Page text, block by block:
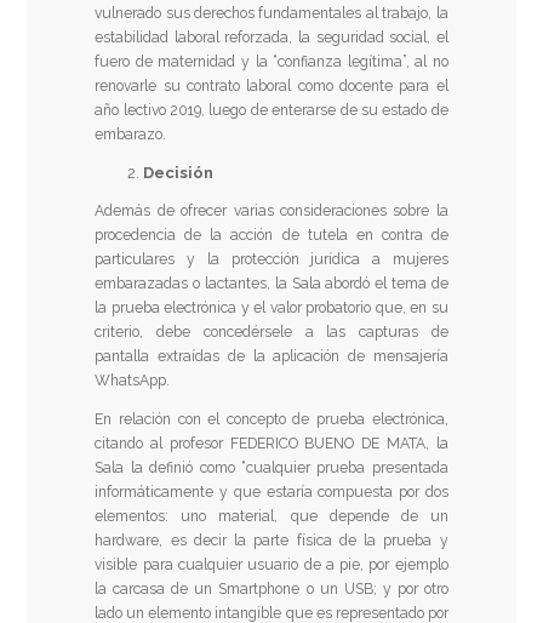
vulnerado sus derechos fundamentales al trabajo, la
estabilidad laboral reforzada, la seguridad social, el
fuero de maternidad y la “confianza legítima”, al no
renovarle su contrato laboral como docente para el
año lectivo 2019, luego de enterarse de su estado de
embarazo.
Decisión
Además de ofrecer varias consideraciones sobre la
procedencia de la acción de tutela en contra de
particulares y la protección jurídica a mujeres
embarazadas o lactantes, la Sala abordó el tema de
la prueba electrónica y el valor probatorio que, en su
criterio, debe concedérsele a las capturas de
pantalla extraídas de la aplicación de mensajería
WhatsApp.
En relación con el concepto de prueba electrónica,
citando al profesor FEDERICO BUENO DE MATA, la
Sala la definió como “cualquier prueba presentada
informáticamente y que estaría compuesta por dos
elementos: uno material, que depende de un
hardware, es decir la parte física de la prueba y
visible para cualquier usuario de a pie, por ejemplo
la carcasa de un Smartphone o un USB; y por otro
lado un elemento intangible que es representado por